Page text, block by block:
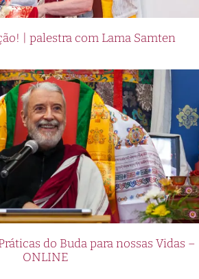
| palestra com Lama Samten
do Buda para nossas Vidas –
ONLINE